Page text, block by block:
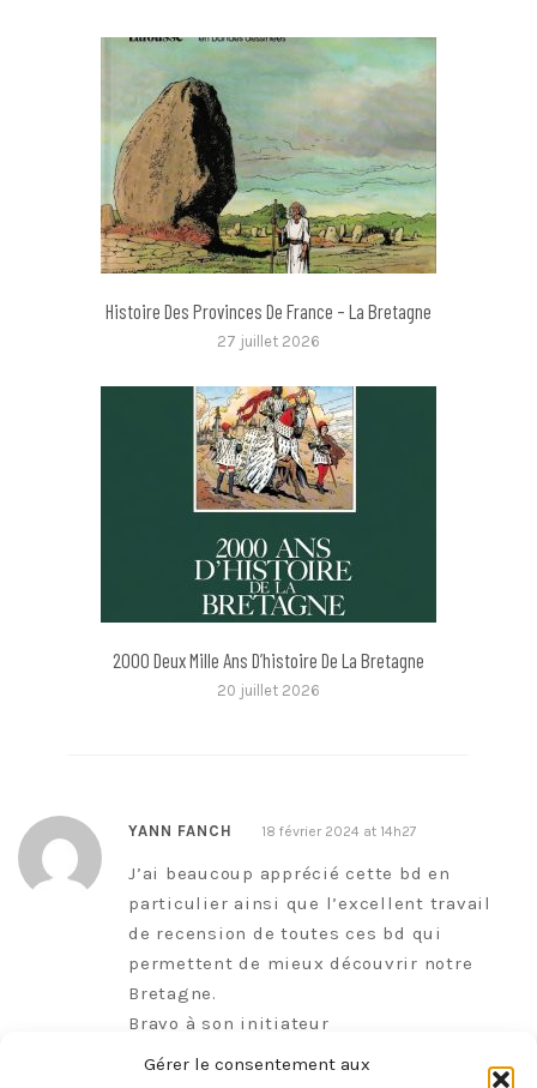
Gérer le consentement aux
Histoire Des Provinces De France – La Bretagne
27 juillet 2026
2000 Deux Mille Ans D’histoire De La Bretagne
20 juillet 2026
YANN FANCH 18 février 2024 at 14h27
J’ai beaucoup apprécié cette bd en
particulier ainsi que l’excellent travail
de recension de toutes ces bd qui
permettent de mieux découvrir notre
Bretagne.
Bravo à son initiateur
Yann Fanch